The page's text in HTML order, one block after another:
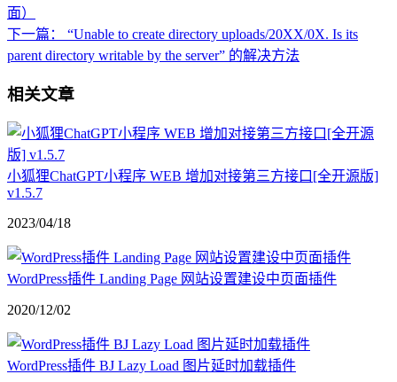
面）
下一篇：
“Unable to create directory uploads/20XX/0X. Is its
parent directory writable by the server” 的解决方法
相关文章
小狐狸ChatGPT小程序 WEB 增加对接第三方接口[全开源版]
v1.5.7
2023/04/18
WordPress插件 Landing Page 网站设置建设中页面插件
2020/12/02
WordPress插件 BJ Lazy Load 图片延时加载插件